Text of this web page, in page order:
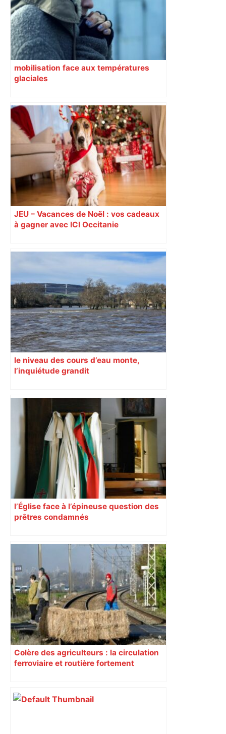
mobilisation face aux températures
glaciales
JEU – Vacances de Noël : vos cadeaux
à gagner avec ICI Occitanie
le niveau des cours d’eau monte,
l’inquiétude grandit
l’Église face à l’épineuse question des
prêtres condamnés
Colère des agriculteurs : la circulation
ferroviaire et routière fortement